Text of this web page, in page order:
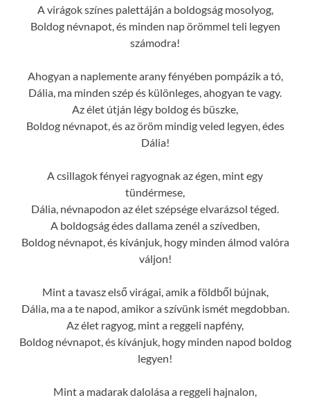
A virágok színes palettáján a boldogság mosolyog,
Boldog névnapot, és minden nap örömmel teli legyen
számodra!
Ahogyan a naplemente arany fényében pompázik a tó,
Dália, ma minden szép és különleges, ahogyan te vagy.
Az élet útján légy boldog és büszke,
Boldog névnapot, és az öröm mindig veled legyen, édes
Dália!
A csillagok fényei ragyognak az égen, mint egy
tündérmese,
Dália, névnapodon az élet szépsége elvarázsol téged.
A boldogság édes dallama zenél a szívedben,
Boldog névnapot, és kívánjuk, hogy minden álmod valóra
váljon!
Mint a tavasz első virágai, amik a földből bújnak,
Dália, ma a te napod, amikor a szívünk ismét megdobban.
Az élet ragyog, mint a reggeli napfény,
Boldog névnapot, és kívánjuk, hogy minden napod boldog
legyen!
Mint a madarak dalolása a reggeli hajnalon,